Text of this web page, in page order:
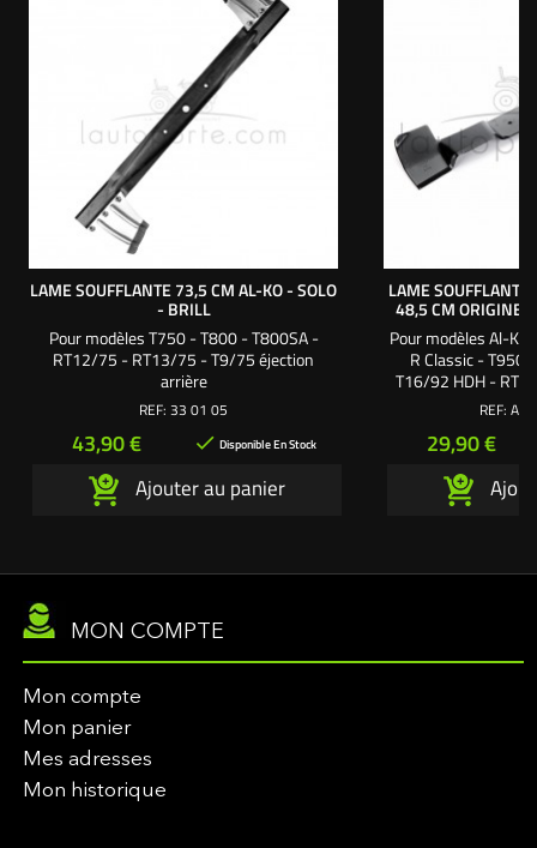
LAME SOUFFLANTE 73,5 CM AL-KO - SOLO
- BRILL
Pour modèles T750 - T800 - T800SA -
RT12/75 - RT13/75 - T9/75 éjection
arrière
REF: 33 01 05
Prix
43,90 €  Disponible En Stock
Ajouter au panier
LAME
48,5 CM ORIGINE
Pour modèles Al-Ko
R Classic -
T16/92 HDH -
arrière, coupe
REF:
Prix
29,90 €
MON COMPTE
Mon compte
Mon panier
Mes adresses
Mon historique